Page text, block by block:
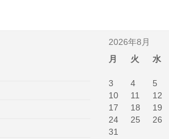
2026年8月
月
火 水
3
4 5
10
11 12
17
18 19
24
25 26
31